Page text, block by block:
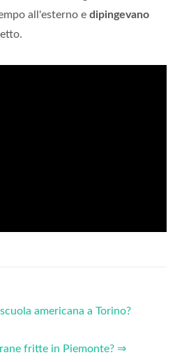
all'esterno e dipingevano
americana a Torino?
fritte in Piemonte? ⇒